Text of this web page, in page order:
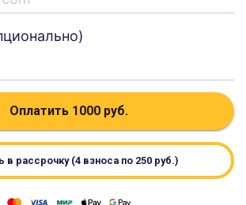
Оплатить 1000 руб.
в рассрочку (4 взноса по 250руб.)